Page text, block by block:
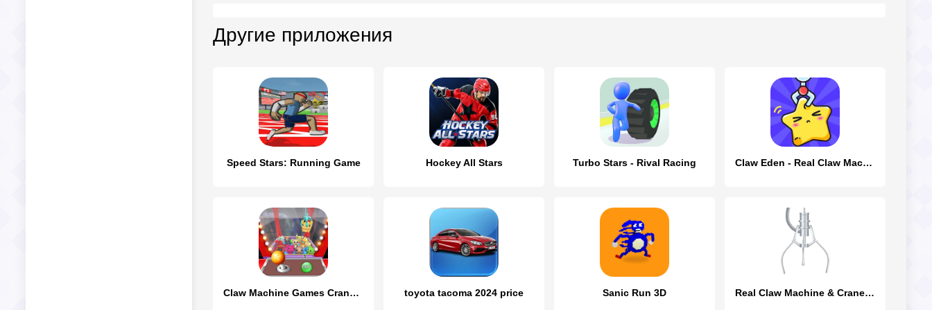
Другие приложения
Speed Stars: Running Game Hockey All Stars Turbo Stars - Rival Racing Claw Eden - Real Claw Machine
Claw Machine Games Crane Game toyota tacoma 2024 price Sanic Run 3D Real Claw Machine & Crane Game